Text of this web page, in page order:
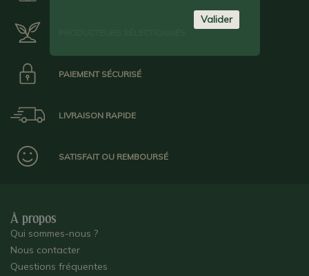
PAIEMENT SÉCURISÉ
LIVRAISON RAPIDE
SATISFAIT OU REMBOURSÉ
À propos
Qui sommes-nous ?
Nous contacter
Questions fréquentes
Valider